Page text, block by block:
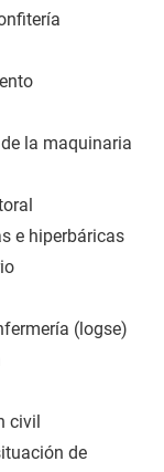
la maquinaria
e hiperbáricas
(logse)
civil
de